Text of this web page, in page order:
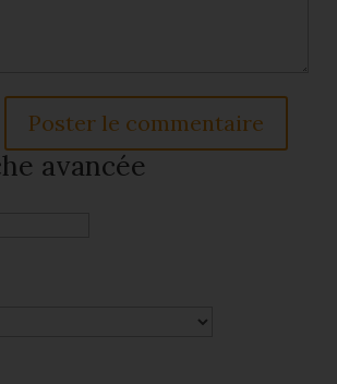
avancée